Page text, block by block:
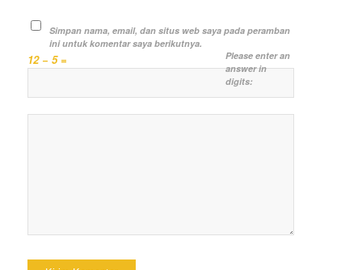
Simpan nama, email, dan situs web saya pada peramban
ini untuk komentar saya berikutnya.
Please enter an
answer in
digits:
12 − 5 =